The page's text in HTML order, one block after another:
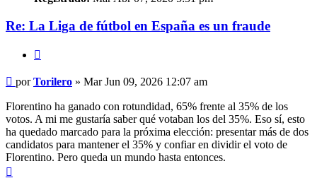
Re: La Liga de fútbol en España es un fraude
Mensaje
porTorilero » Mar Jun 09, 2026 12:07 am
Florentino ha ganado con rotundidad, 65% frente al 35% de los
votos. A mi me gustaría saber qué votaban los del 35%. Eso sí, esto
ha quedado marcado para la próxima elección: presentar más de dos
candidatos para mantener el 35% y confiar en dividir el voto de
Florentino. Pero queda un mundo hasta entonces.